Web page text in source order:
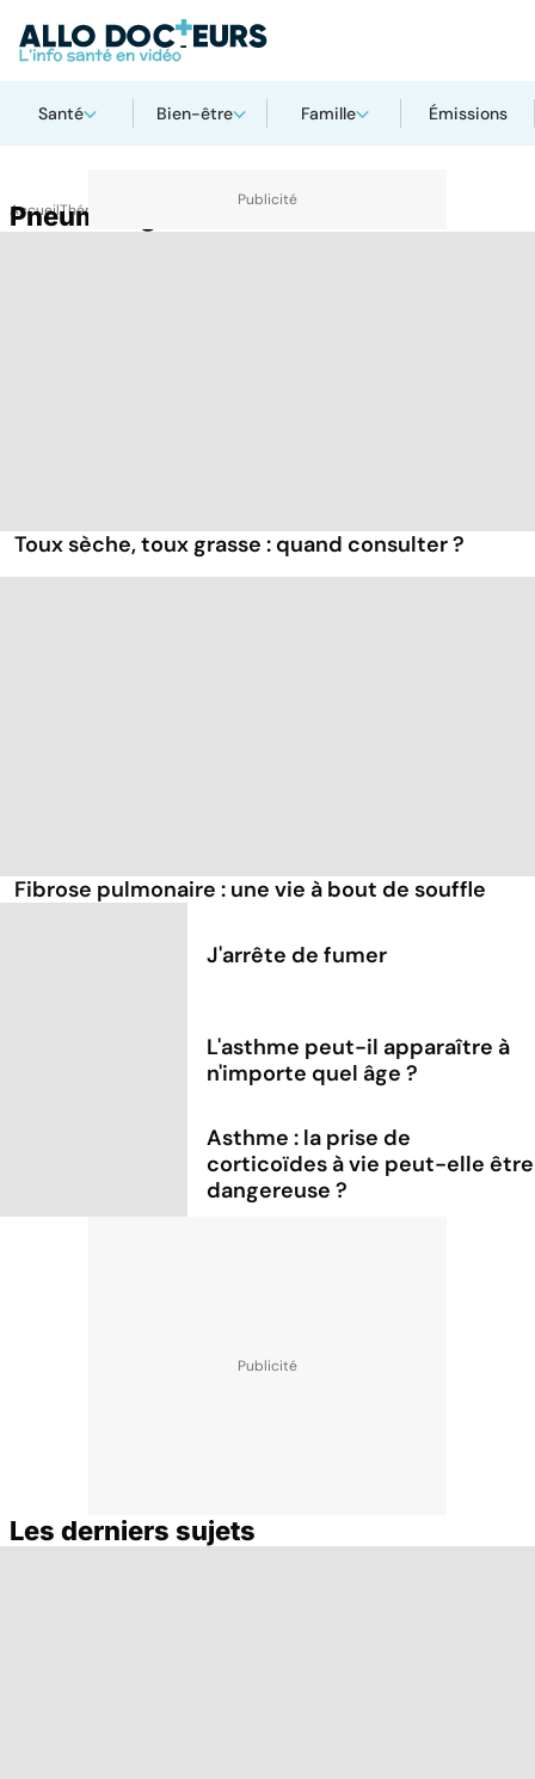
Santé Bien-être Famille Émissions
AccueilThématiques
Pneumologie
Toux sèche, toux grasse : quand consulter ?
Fibrose pulmonaire : une vie à bout de souffle
J'arrête de fumer
L'asthme peut-il apparaître à
n'importe quel âge ?
Asthme : la prise de
corticoïdes à vie peut-elle être
dangereuse ?
Les derniers sujets